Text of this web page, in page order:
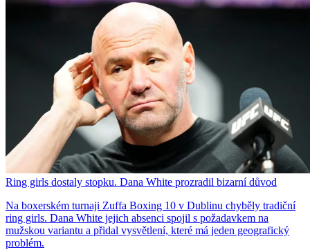
Ring girls dostaly stopku. Dana White prozradil bizarní důvod
Na boxerském turnaji Zuffa Boxing 10 v Dublinu chyběly tradiční
ring girls. Dana White jejich absenci spojil s požadavkem na
mužskou variantu a přidal vysvětlení, které má jeden geografický
problém.